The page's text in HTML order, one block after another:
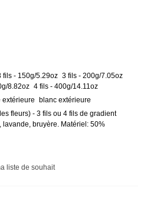
fils - 150g/5.29oz 3 fils - 200g/7.05oz
8.82oz 4 fils - 400g/14.11oz
extérieure
blanc extérieure
fleurs) - 3 fils ou 4 fils de gradient
bruyère. Matériel: 50%
liste de souhait